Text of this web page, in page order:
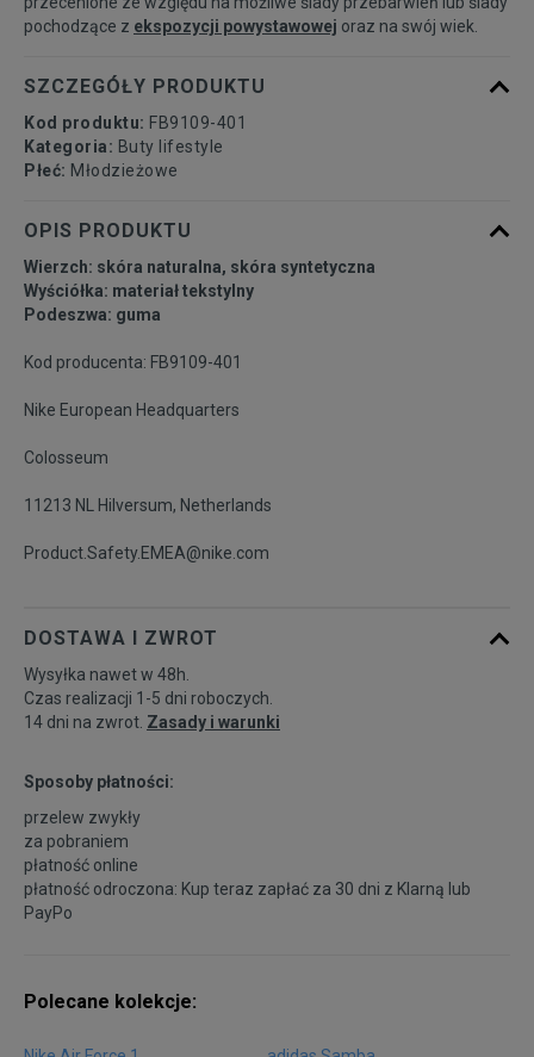
39 24,5 cm Powiadom o dostępności
40 25 cm
pochodzące z ekspozycji powystawowej oraz na swój wiek.
SZCZEGÓŁY PRODUKTU
Kod produktu: FB9109-401
Kategoria: Buty lifestyle
Płeć: Młodzieżowe
OPIS PRODUKTU
Wierzch: skóra naturalna, skóra syntetyczna
Wyściółka: materiał tekstylny
Podeszwa: guma
Kod producenta: FB9109-401
Nike European Headquarters
Colosseum
11213 NL Hilversum, Netherlands
Product.Safety.EMEA@nike.com
DOSTAWA I ZWROT
Wysyłka nawet w 48h.
Czas realizacji 1-5 dni roboczych.
14 dni na zwrot. Zasady i warunki
Sposoby płatności:
przelew zwykły
za pobraniem
płatność online
płatność odroczona: Kup teraz zapłać za 30 dni z Klarną lub
PayPo
Polecane kolekcje: